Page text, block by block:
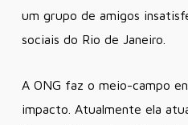
um grupo de amigos
sociais do Rio de Janeiro.
A ONG faz o meio-campo
impacto. Atualmente ela